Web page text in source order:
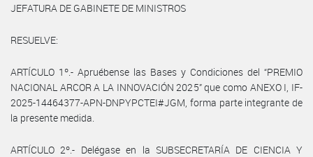
JEFATURA DE GABINETE DE MINISTROS
RESUELVE:
ARTÍCULO 1º.- Apruébense las Bases y Condiciones del “PREMIO
NACIONAL ARCOR A LA INNOVACIÓN 2025” que como ANEXO I, IF-
2025-14464377-APN-DNPYPCTEI#JGM, forma parte integrante de
la presente medida.
ARTÍCULO 2º.- Delégase en la SUBSECRETARÍA DE CIENCIA Y